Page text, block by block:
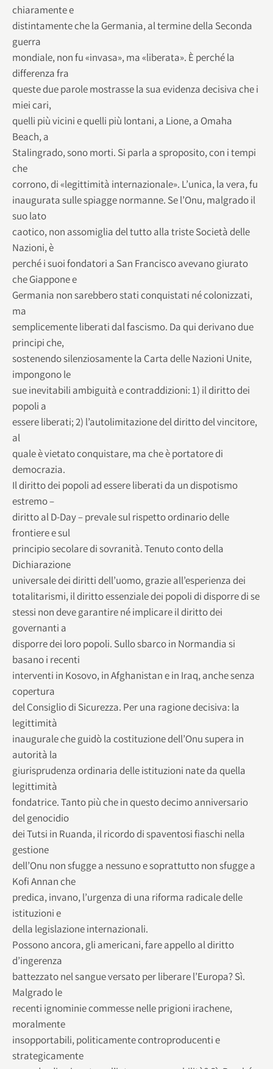
chiaramente e
distintamente che la Germania, al termine della Seconda
guerra
mondiale, non fu «invasa», ma «liberata». È perché la
differenza fra
queste due parole mostrasse la sua evidenza decisiva che i
miei cari,
quelli più vicini e quelli più lontani, a Lione, a Omaha
Beach, a
Stalingrado, sono morti. Si parla a sproposito, con i tempi
che
corrono, di «legittimità internazionale». L’unica, la vera, fu
inaugurata sulle spiagge normanne. Se l’Onu, malgrado il
suo lato
caotico, non assomiglia del tutto alla triste Società delle
Nazioni, è
perché i suoi fondatori a San Francisco avevano giurato
che Giappone e
Germania non sarebbero stati conquistati né colonizzati,
ma
semplicemente liberati dal fascismo. Da qui derivano due
principi che,
sostenendo silenziosamente la Carta delle Nazioni Unite,
impongono le
sue inevitabili ambiguità e contraddizioni: 1) il diritto dei
popoli a
essere liberati; 2) l’autolimitazione del diritto del vincitore,
al
quale è vietato conquistare, ma che è portatore di
democrazia.
Il diritto dei popoli ad essere liberati da un dispotismo
estremo –
diritto al D-Day – prevale sul rispetto ordinario delle
frontiere e sul
principio secolare di sovranità. Tenuto conto della
Dichiarazione
universale dei diritti dell’uomo, grazie all’esperienza dei
totalitarismi, il diritto essenziale dei popoli di disporre di se
stessi non deve garantire né implicare il diritto dei
governanti a
disporre dei loro popoli. Sullo sbarco in Normandia si
basano i recenti
interventi in Kosovo, in Afghanistan e in Iraq, anche senza
copertura
del Consiglio di Sicurezza. Per una ragione decisiva: la
legittimità
inaugurale che guidò la costituzione dell’Onu supera in
autorità la
giurisprudenza ordinaria delle istituzioni nate da quella
legittimità
fondatrice. Tanto più che in questo decimo anniversario
del genocidio
dei Tutsi in Ruanda, il ricordo di spaventosi fiaschi nella
gestione
dell’Onu non sfugge a nessuno e soprattutto non sfugge a
Kofi Annan che
predica, invano, l’urgenza di una riforma radicale delle
istituzioni e
della legislazione internazionali.
Possono ancora, gli americani, fare appello al diritto
d’ingerenza
battezzato nel sangue versato per liberare l’Europa? Sì.
Malgrado le
recenti ignominie commesse nelle prigioni irachene,
moralmente
insopportabili, politicamente controproducenti e
strategicamente